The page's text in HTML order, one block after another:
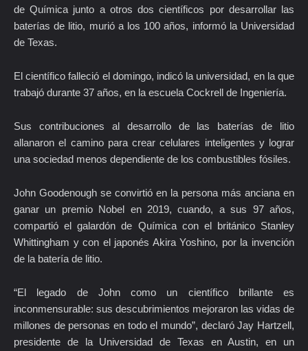
de Química junto a otros dos científicos por desarrollar las
baterías de litio, murió a los 100 años, informó la Universidad
de Texas.
El científico falleció el domingo, indicó la universidad, en la que
trabajó durante 37 años, en la escuela Cockrell de Ingeniería.
Sus contribuciones al desarrollo de las baterías de litio
allanaron el camino para crear celulares inteligentes y lograr
una sociedad menos dependiente de los combustibles fósiles.
John Goodenough se convirtió en la persona más anciana en
ganar un premio Nobel en 2019, cuando, a sus 97 años,
compartió el galardón de Química con el británico Stanley
Whittingham y con el japonés Akira Yoshino, por la invención
de la batería de litio.
“El legado de John como un científico brillante es
inconmensurable: sus descubrimientos mejoraron las vidas de
millones de personas en todo el mundo”, declaró Jay Hartzell,
presidente de la Universidad de Texas en Austin, en un